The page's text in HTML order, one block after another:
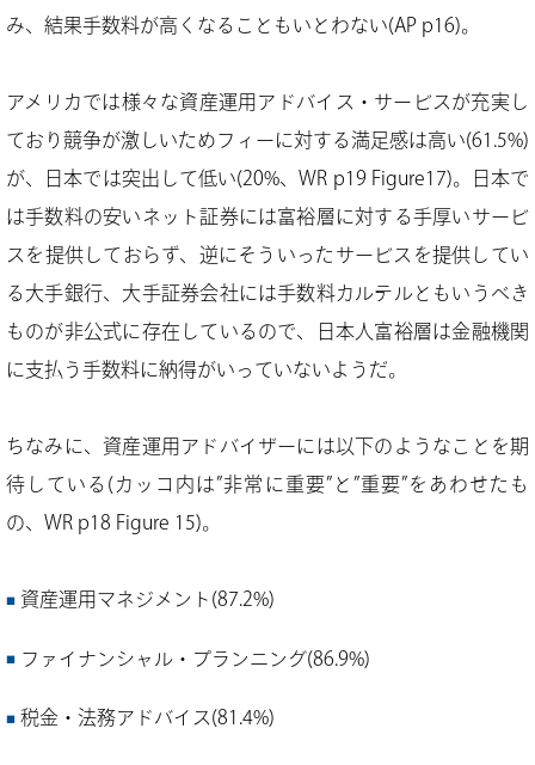
み、結果手数料が高くなることもいとわない(AP p16)。
アメリカでは様々な資産運用アドバイス・サービスが充実し
ており競争が激しいためフィーに対する満足感は高い(61.5%)
が、日本では突出して低い(20%、WR p19 Figure17)。日本で
は手数料の安いネット証券には富裕層に対する手厚いサービ
スを提供しておらず、逆にそういったサービスを提供してい
る大手銀行、大手証券会社には手数料カルテルともいうべき
ものが非公式に存在しているので、日本人富裕層は金融機関
に支払う手数料に納得がいっていないようだ。
ちなみに、資産運用アドバイザーには以下のようなことを期
待している(カッコ内は”非常に重要”と”重要”をあわせたも
の、WR p18 Figure 15)。
資産運用マネジメント(87.2%)
ファイナンシャル・プランニング(86.9%)
税金・法務アドバイス(81.4%)